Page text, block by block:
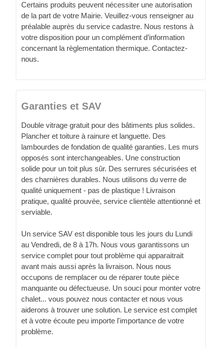
Certains produits peuvent nécessiter une autorisation
de la part de votre Mairie. Veuillez-vous renseigner au
préalable auprès du service cadastre. Nous restons à
votre disposition pour un complément d’information
concernant la règlementation thermique. Contactez-
nous.
Garanties et SAV
Double vitrage gratuit pour des bâtiments plus solides.
Plancher et toiture à rainure et languette. Des
lambourdes de fondation de qualité garanties. Les murs
opposés sont interchangeables. Une construction
solide pour un toit plus sûr. Des serrures sécurisées et
des charnières durables. Nous utilisons du verre de
qualité uniquement - pas de plastique ! Livraison
pratique, qualité prouvée, service clientèle attentionné et
serviable.
Un service SAV est disponible tous les jours du Lundi
au Vendredi, de 8 à 17h. Nous vous garantissons un
service complet pour tout problème qui apparaitrait
avant mais aussi après la livraison. Nous nous
occupons de remplacer ou de réparer toute pièce
manquante ou défectueuse. Un souci pour monter votre
chalet... vous pouvez nous contacter et nous vous
aiderons à trouver une solution. Le service est complet
et à votre écoute peu importe l'importance de votre
problème.